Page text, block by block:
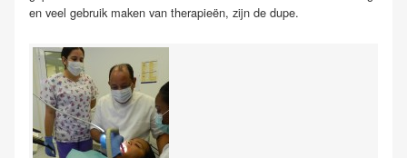
en veel gebruik maken van therapieën, zijn de dupe.